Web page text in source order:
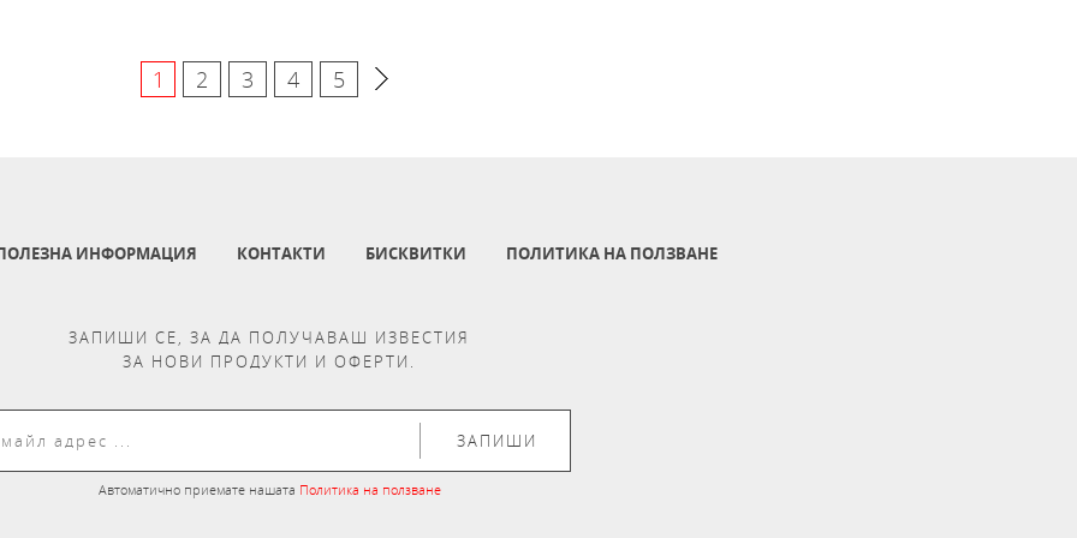
1 2 3 4 5
ИНФОРМАЦИЯ КОНТАКТИ БИСКВИТКИ ПОЛИТИКА НА ПОЛЗВАНЕ
ЗАПИШИ СЕ, ЗА ДА ПОЛУЧАВАШ ИЗВЕСТИЯ
ЗА НОВИ ПРОДУКТИ И ОФЕРТИ.
ЗАПИШИ
Автоматично приемате нашата Политика на ползване